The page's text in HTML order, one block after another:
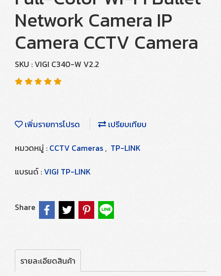
Network Camera IP
Camera CCTV Camera
SKU : VIGI C340-W V2.2
เพิ่มรายการโปรด
เปรียบเทียบ
หมวดหมู่ : CCTV Cameras, TP-LINK
แบรนด์ :VIGI TP-LINK
Share
รายละเอียดสินค้า